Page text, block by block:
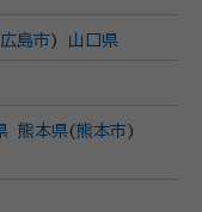
広島市) 山口県
熊本県(熊本市)